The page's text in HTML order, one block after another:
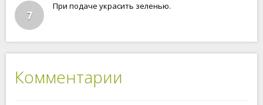
7
При подаче украсить зеленью.
Комментарии